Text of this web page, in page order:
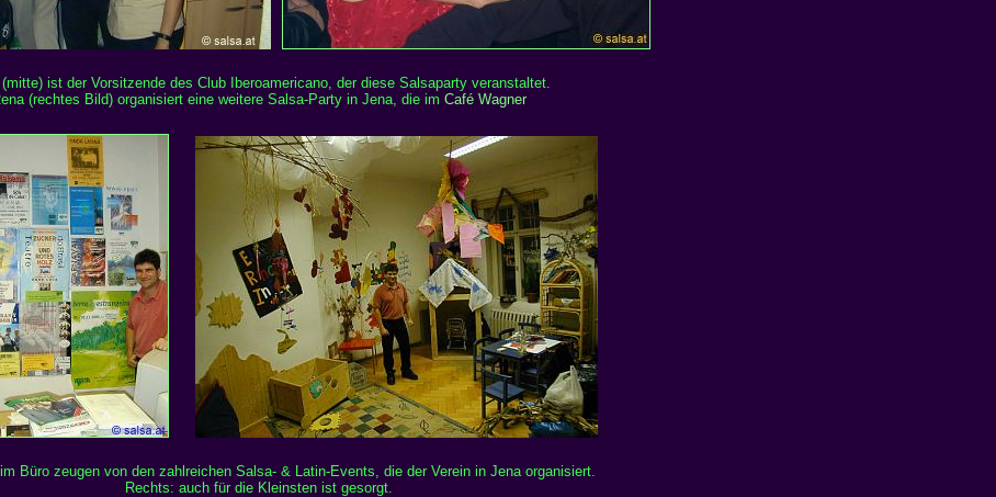
ist der Vorsitzende des Club Iberoamericano, der diese Salsaparty veranstaltet.
(rechtes Bild) organisiert eine weitere Salsa-Party in Jena, die im Café Wagner
Büro zeugen von den zahlreichen Salsa- & Latin-Events, die der Verein in Jena organisiert.
Rechts: auch für die Kleinsten ist gesorgt.